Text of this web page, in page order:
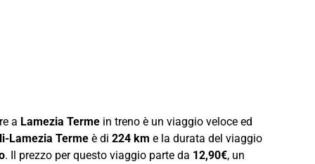
a Lamezia Terme in treno è un viaggio veloce ed
Lamezia Terme è di 224 km e la durata del viaggio
. Il prezzo per questo viaggio parte da 12,90€, un